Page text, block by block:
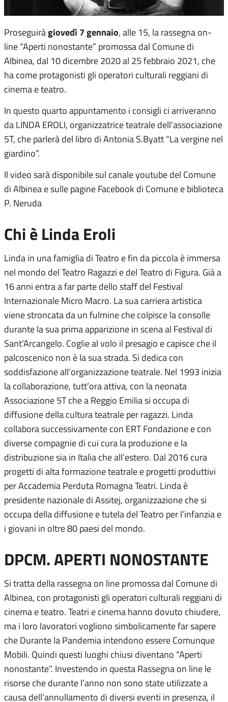
Proseguirà giovedì 7 gennaio, alle 15, la rassegna on-
line “Aperti nonostante” promossa dal Comune di
Albinea, dal 10 dicembre 2020 al 25 febbraio 2021, che
ha come protagonisti gli operatori culturali reggiani di
cinema e teatro.
In questo quarto appuntamento i consigli ci arriveranno
da LINDA EROLI, organizzatrice teatrale dell’associazione
5T, che parlerà del libro di Antonia S.Byatt “La vergine nel
giardino”.
Il video sarà disponibile sul canale youtube del Comune
di Albinea e sulle pagine Facebook di Comune e biblioteca
P. Neruda
Chi è Linda Eroli
Linda in una famiglia di Teatro e fin da piccola è immersa
nel mondo del Teatro Ragazzi e del Teatro di Figura. Già a
16 anni entra a far parte dello staff del Festival
Internazionale Micro Macro. La sua carriera artistica
viene stroncata da un fulmine che colpisce la consolle
durante la sua prima apparizione in scena al Festival di
Sant’Arcangelo. Coglie al volo il presagio e capisce che il
palcoscenico non è la sua strada. Si dedica con
soddisfazione all’organizzazione teatrale. Nel 1993 inizia
la collaborazione, tutt’ora attiva, con la neonata
Associazione 5T che a Reggio Emilia si occupa di
diffusione della cultura teatrale per ragazzi. Linda
collabora successivamente con ERT Fondazione e con
diverse compagnie di cui cura la produzione e la
distribuzione sia in Italia che all’estero. Dal 2016 cura
progetti di alta formazione teatrale e progetti produttivi
per Accademia Perduta Romagna Teatri. Linda è
presidente nazionale di Assitej, organizzazione che si
occupa della diffusione e tutela del Teatro per l’infanzia e
i giovani in oltre 80 paesi del mondo.
DPCM. APERTI NONOSTANTE
Si tratta della rassegna on line promossa dal Comune di
Albinea, con protagonisti gli operatori culturali reggiani di
cinema e teatro. Teatri e cinema hanno dovuto chiudere,
ma i loro lavoratori vogliono simbolicamente far sapere
che Durante la Pandemia intendono essere Comunque
Mobili. Quindi questi luoghi chiusi diventano “Aperti
nonostante”. Investendo in questa Rassegna on line le
risorse che durante l’anno non sono state utilizzate a
causa dell’annullamento di diversi eventi in presenza, il